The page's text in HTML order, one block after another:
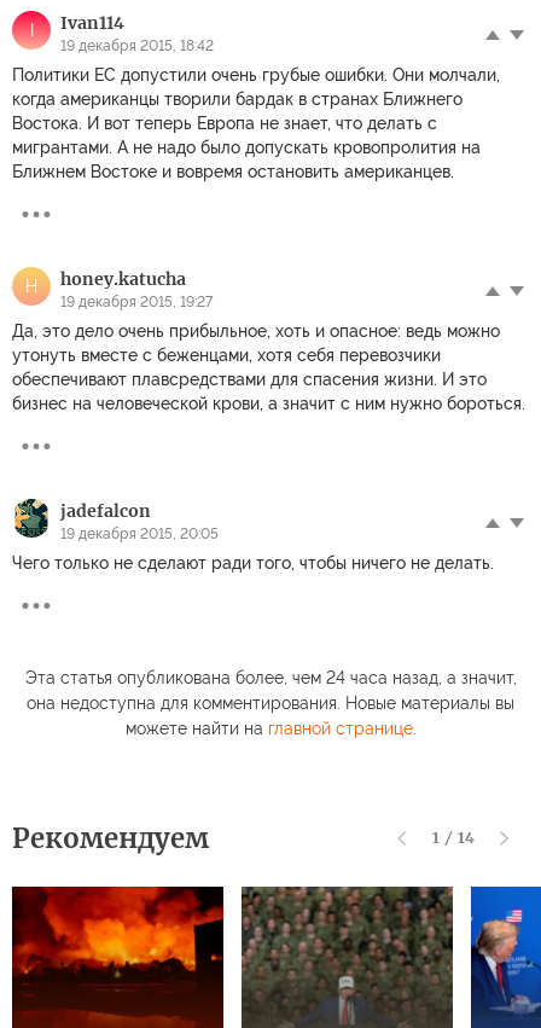
I Ivan114
19 декабря 2015, 18:42
Политики ЕС допустили очень грубые ошибки. Они молчали,
когда американцы творили бардак в странах Ближнего
Востока. И вот теперь Европа не знает, что делать с
мигрантами. А не надо было допускать кровопролития на
Ближнем Востоке и вовремя остановить американцев.
H honey.katucha
19 декабря 2015, 19:27
Да, это дело очень прибыльное, хоть и опасное: ведь можно
утонуть вместе с беженцами, хотя себя перевозчики
обеспечивают плавсредствами для спасения жизни. И это
бизнес на человеческой крови, а значит с ним нужно бороться.
jadefalcon
19 декабря 2015, 20:05
Чего только не сделают ради того, чтобы ничего не делать.
Эта статья опубликована более, чем 24 часа назад, а значит,
она недоступна для комментирования. Новые материалы вы
можете найти на главной странице.
Рекомендуем 1 / 14